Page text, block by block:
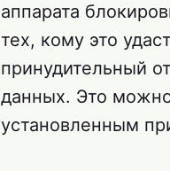
аппарата
тех, кому это
принудительный
данных. Это
установленным